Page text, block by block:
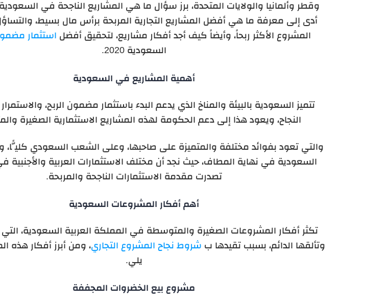
أدى إلى معرفة ما هي أفضل المشاريع التجارية المربحة برأس مال بسيط،
المشروع الأكثر ربحاً، وأيضاً كيف أجد أفكار مشاريع، لتحقيق أفضل استثمار
السعودية 2020.
أهمية المشاريع في السعودية
تتميز السعودية بالبيئة والمناخ الذي يدعم البدء باستثمار مضمون الربح،
النجاح، ويعود هذا إلى دعم الحكومة لهذه المشاريع الاستثمارية الصغيرة
والتي تعود بفوائد مختلفة والمتميزة على صاحبها، وعلى الشعب السعودي كليًّا،
السعودية في نهاية المطاف، حيث نجد أن مختلف الاستثمارات العربية والأجنبية
تصدرت مقدمة الاستثمارات الناجحة والمربحة.
أهم أفكار المشروعات السعودية
تكثر أفكار المشروعات الصغيرة والمتوسطة في المملكة العربية السعودية، التي
وتألقها الدائم، بسبب تقيدها ب شروط نجاح المشروع التجاري، ومن أبرز أفكار هذه
يلي.
مشروع بيع الخضروات المجففة